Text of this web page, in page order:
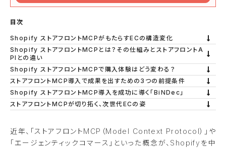
目次
Shopify ストアフロントMCPがもたらすECの構造変化
Shopify ストアフロントMCPとは？その仕組みとストアフロントA
PIとの違い
Shopify ストアフロントMCPで購入体験はどう変わる？
ストアフロントMCP導入で成果を出すための3つの前提条件
Shopify ストアフロントMCP導入を成功に導く「BiNDec」
ストアフロントMCPが切り拓く、次世代ECの姿
近年、「ストアフロントMCP（Model Context Protocol）」や
「エージェンティックコマース」といった概念が、Shopifyを中